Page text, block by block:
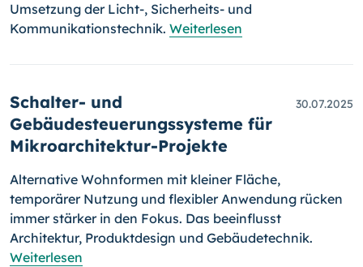
Umsetzung der Licht-, Sicherheits- und
Kommunikationstechnik. Weiterlesen
Schalter- und
Gebäudesteuerungssysteme für
Mikroarchitektur-Projekte
30.07.2025
Alternative Wohnformen mit kleiner Fläche,
temporärer Nutzung und flexibler Anwendung rücken
immer stärker in den Fokus. Das beeinflusst
Architektur, Produktdesign und Gebäudetechnik.
Weiterlesen